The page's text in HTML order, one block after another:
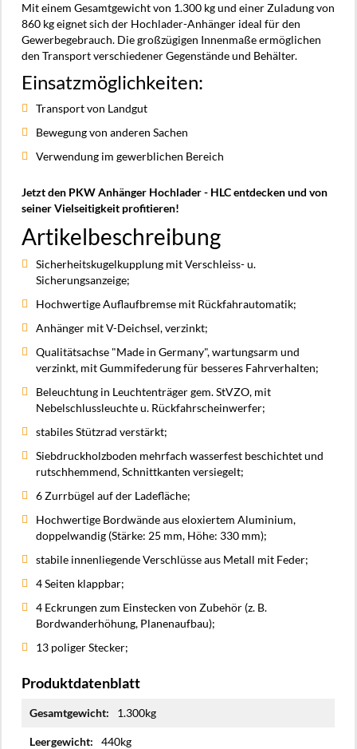
Mit einem Gesamtgewicht von 1.300 kg und einer Zuladung von
860 kg eignet sich der Hochlader-Anhänger ideal für den
Gewerbegebrauch. Die großzügigen Innenmaße ermöglichen
den Transport verschiedener Gegenstände und Behälter.
Einsatzmöglichkeiten:
Transport von Landgut
Bewegung von anderen Sachen
Verwendung im gewerblichen Bereich
Jetzt den PKW Anhänger Hochlader - HLC entdecken und von
seiner Vielseitigkeit profitieren!
Artikelbeschreibung
Sicherheitskugelkupplung mit Verschleiss- u.
Sicherungsanzeige;
Hochwertige Auflaufbremse mit Rückfahrautomatik;
Anhänger mit V-Deichsel, verzinkt;
Qualitätsachse "Made in Germany", wartungsarm und
verzinkt, mit Gummifederung für besseres Fahrverhalten;
Beleuchtung in Leuchtenträger gem. StVZO, mit
Nebelschlussleuchte u. Rückfahrscheinwerfer;
stabiles Stützrad verstärkt;
Siebdruckholzboden mehrfach wasserfest beschichtet und
rutschhemmend, Schnittkanten versiegelt;
6 Zurrbügel auf der Ladefläche;
Hochwertige Bordwände aus eloxiertem Aluminium,
doppelwandig (Stärke: 25 mm, Höhe: 330 mm);
stabile innenliegende Verschlüsse aus Metall mit Feder;
4 Seiten klappbar;
4 Eckrungen zum Einstecken von Zubehör (z. B.
Bordwanderhöhung, Planenaufbau);
13 poliger Stecker;
Produktdatenblatt
Informationen
1.300kg
440kg